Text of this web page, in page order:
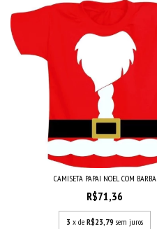
CAMISETA PAPAI NOEL COM BARBA
R$71,36
3 x de R$23,79 sem juros